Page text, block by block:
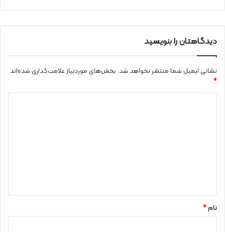
دیدگاهتان را بنویسید
نشانی ایمیل شما منتشر نخواهد شد. بخش‌های موردنیاز علامت‌گذاری شده‌اند
*
نام*